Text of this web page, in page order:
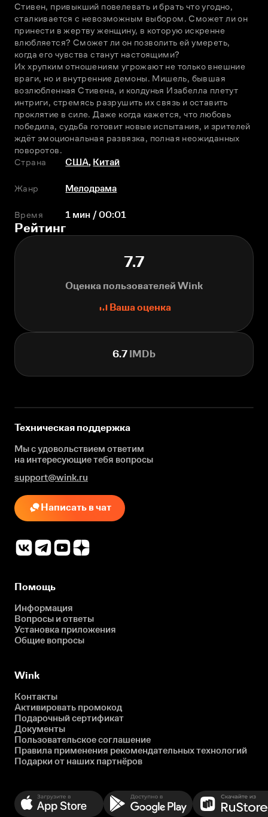
Стивен, привыкший повелевать и брать что угодно,
сталкивается с невозможным выбором. Сможет ли он
принести в жертву женщину, в которую искренне
влюбляется? Сможет ли он позволить ей умереть,
когда его чувства станут настоящими?
Их хрупким отношениям угрожают не только внешние
враги, но и внутренние демоны. Мишель, бывшая
возлюбленная Стивена, и колдунья Изабелла плетут
интриги, стремясь разрушить их связь и оставить
проклятие в силе. Даже когда кажется, что любовь
победила, судьба готовит новые испытания, и зрителей
ждёт эмоциональная развязка, полная неожиданных
поворотов.
Страна
США, Китай
Жанр Мелодрама
Время 1 мин / 00:01
Рейтинг
7.7
Оценка пользователей Wink
Ваша оценка
6.7 IMDb
Техническая поддержка
Мы с удовольствием ответим
на интересующиетебя вопросы
support@wink.ru
Написать в чат
Помощь
Информация
Вопросы и ответы
Установка приложения
Общие вопросы
Wink
Контакты
Активировать промокод
Подарочный сертификат
Документы
Пользовательское соглашение
Правила применения рекомендательных технологий
Подарки от наших партнёров